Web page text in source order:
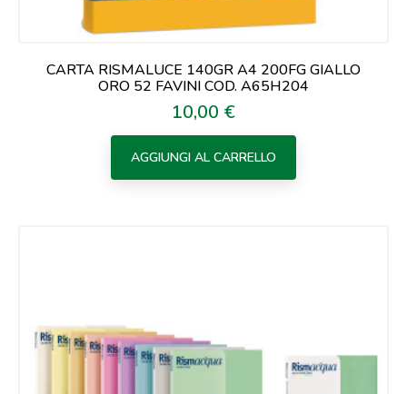
CARTA RISMALUCE 140GR A4 200FG GIALLO
ORO 52 FAVINI COD. A65H204
Prezzo
10,00 €
AGGIUNGI AL CARRELLO